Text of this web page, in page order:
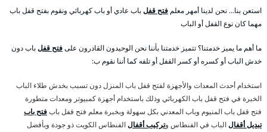
استعن بنا… نحن لدينا أمهر معلم فتح قفلباب عادي أو باب كهربائي ونقوم بفتح قفل باب
مهما كان نوع القفل أو الباب
ما أهم ما يميز خدمتنا؟ تتميز خدمتنا بأننا نحن الوحيدون القادرون علىفتح قفلباب دون
خدش الباب أو كسره أو كسر القفل أو تلفه كما أننا نقوم ب:
استخدام أحدث المعدات والأجهزة لفتح قفل باب المنزل دون تسبب بخدش طلاء الباب
الخبرة في فتح قفل باب الكهربائي وذلك باستخدام أجهزة كمبيوتر ومعدات متطورة
فتح قفل باب المنيوم وباب المعدني بكل سهولة وبخبرة معلم فتح قفل بابفتح باب
تبديل أقفالالباب في الفنطاس وتركيب أقفالالفنطاس الكويت ذو جودة وبأفضل